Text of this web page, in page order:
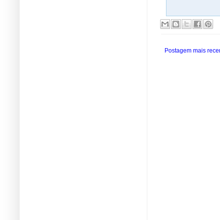
Postagem mais